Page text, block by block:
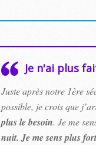
Je n'ai plus
Juste après notre 1ère
possible, je crois que
plus le besoin. Je me
nuit. Je me sens plus